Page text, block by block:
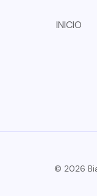
INICIO
© 2026